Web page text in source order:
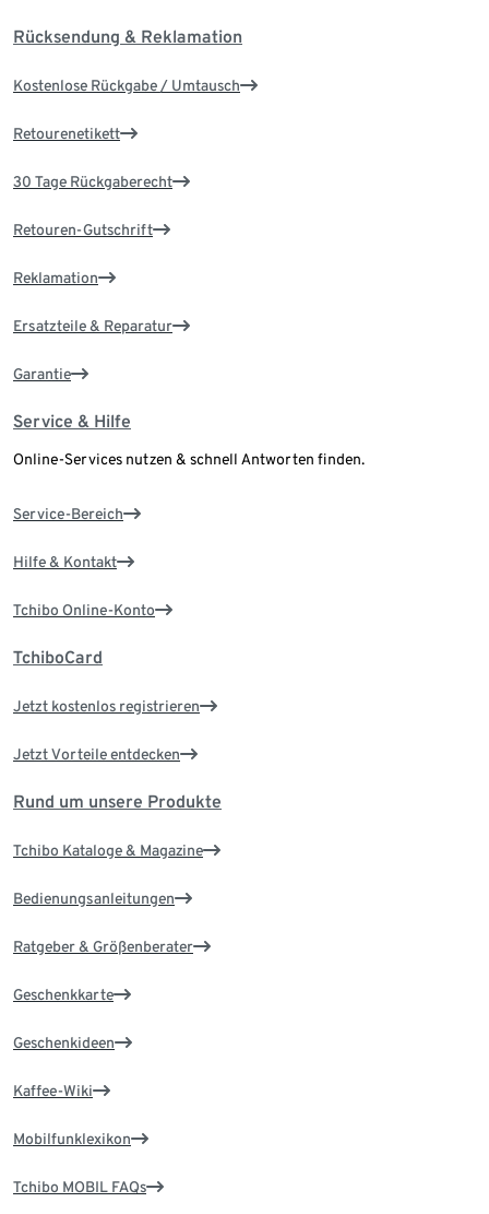
Rücksendung & Reklamation
Kostenlose Rückgabe / Umtausch
Retourenetikett
30 Tage Rückgaberecht
Retouren-Gutschrift
Reklamation
Ersatzteile & Reparatur
Garantie
Service & Hilfe
Online-Services nutzen & schnell Antworten finden.
Service-Bereich
Hilfe & Kontakt
Tchibo Online-Konto
TchiboCard
Jetzt kostenlos registrieren
Jetzt Vorteile entdecken
Rund um unsere Produkte
Tchibo Kataloge & Magazine
Bedienungsanleitungen
Ratgeber & Größenberater
Geschenkkarte
Geschenkideen
Kaffee-Wiki
Mobilfunklexikon
Tchibo MOBIL FAQs